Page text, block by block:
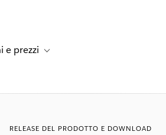
navigation for Risorse
e prezzi Toggle sub-navigation for Piani e
RELEASE DEL PRODOTTO E DOWNLOAD